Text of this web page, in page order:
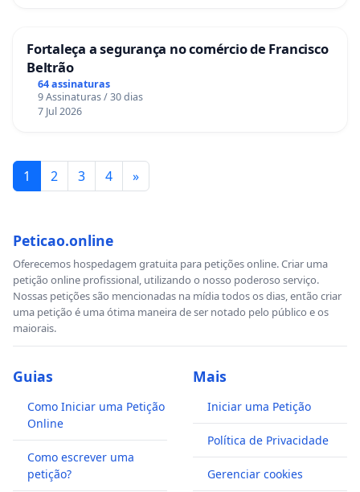
Fortaleça a segurança no comércio de Francisco
Beltrão
64 assinaturas
9 Assinaturas / 30 dias
7 Jul 2026
1 2 3 4 »
Peticao.online
Oferecemos hospedagem gratuita para petições online. Criar uma
petição online profissional, utilizando o nosso poderoso serviço.
Nossas petições são mencionadas na mídia todos os dias, então criar
uma petição é uma ótima maneira de ser notado pelo público e os
maiorais.
Guias
Como Iniciar uma Petição
Online
Como escrever uma
petição?
Mais
Iniciar uma Petição
Política de Privacidade
Gerenciar cookies